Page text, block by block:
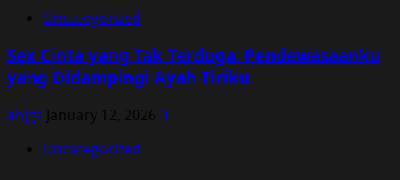
Uncategorized
Sex Cinta yang Tak Terduga: Pendewasaanku
yang Didampingi Ayah Tiriku
abjgs January 12, 2026 0
Uncategorized